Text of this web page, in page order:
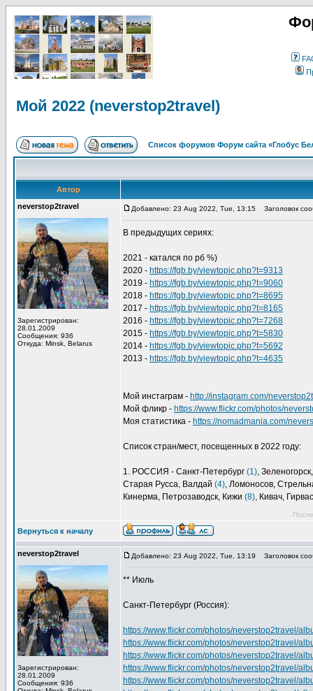
Мой 2022 (neverstop2travel)
Список форумов Форум сайта «Глобус
Автор
neverstop2travel
Зарегистрирован:
28.01.2009
Сообщения: 936
Откуда: Minsk, Belarus
Добавлено: 23 Aug 2022, Tue, 13:15 Заголовок
В предыдущих сериях:
2021 - катался по рб %)
2020 - https://fgb.by/viewtopic.php?t=9313
2019 - https://fgb.by/viewtopic.php?t=9060
2018 - https://fgb.by/viewtopic.php?t=8695
2017 - https://fgb.by/viewtopic.php?t=8165
2016 - https://fgb.by/viewtopic.php?t=7268
2015 - https://fgb.by/viewtopic.php?t=5830
2014 - https://fgb.by/viewtopic.php?t=5692
2013 - https://fgb.by/viewtopic.php?t=4635
Мой инстаграм - http://instagram.com/
Мой фликр - https://www.flickr.com/photos/
Моя статистика - https://nomadmania.com/
Список стран/мест, посещенных в 2022 году:
1. РОССИЯ - Санкт-Петербург (1),
Старая Русса, Валдай (4), Ломоносов,
Кинерма, Петрозаводск, Кижи (8), Кивач,
Вернуться к началу
neverstop2travel
Зарегистрирован:
28.01.2009
Сообщения: 936
Добавлено: 23 Aug 2022, Tue, 13:19 Заголовок
** Июль
Санкт-Петербург (Россия):
https://www.flickr.com/photos/neverstop2travel/
https://www.flickr.com/photos/neverstop2travel/
https://www.flickr.com/photos/neverstop2travel/
https://www.flickr.com/photos/neverstop2travel/
https://www.flickr.com/photos/neverstop2travel/